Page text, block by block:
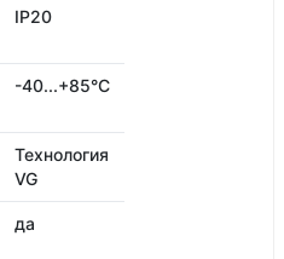
IP20
-40...+85°C
Технология
VG
да